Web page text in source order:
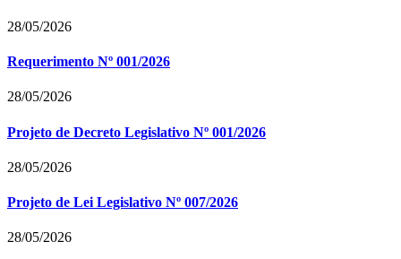
28/05/2026
Requerimento Nº 001/2026
28/05/2026
Projeto de Decreto Legislativo Nº 001/2026
28/05/2026
Projeto de Lei Legislativo Nº 007/2026
28/05/2026